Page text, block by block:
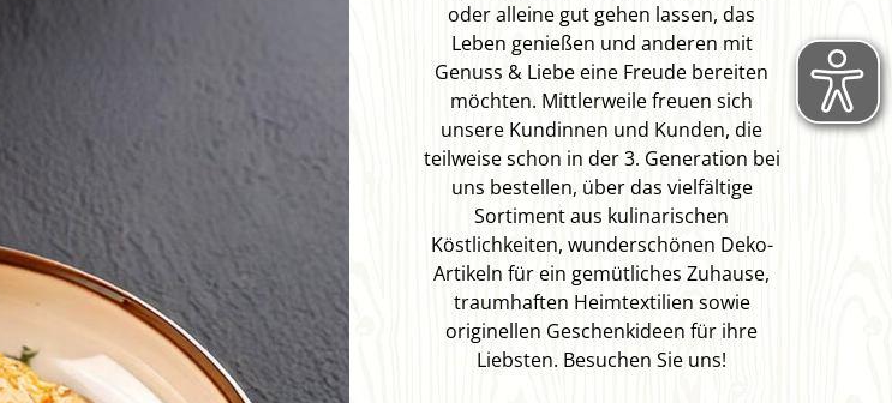
oder alleine gut gehen lassen, das
Leben genießen und anderen mit
Genuss & Liebe eine Freude bereiten
möchten. Mittlerweile freuen sich
unsere Kundinnen und Kunden, die
teilweise schon in der 3. Generation bei
uns bestellen, über das vielfältige
Sortiment aus kulinarischen
Köstlichkeiten, wunderschönen Deko-
Artikeln für ein gemütliches Zuhause,
traumhaften Heimtextilien sowie
originellen Geschenkideen für ihre
Liebsten. Besuchen Sie uns!